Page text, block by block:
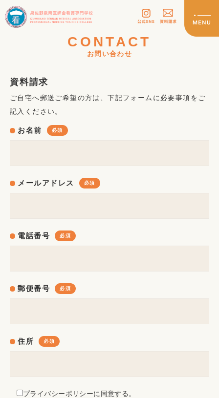
CONTACT
お問い合わせ
資料請求
ご自宅へ郵送ご希望の方は、下記フォームに必要事項をご
記入ください。
お名前
メールアドレス
電話番号
郵便番号
住所
プライバシーポリシーに同意する。